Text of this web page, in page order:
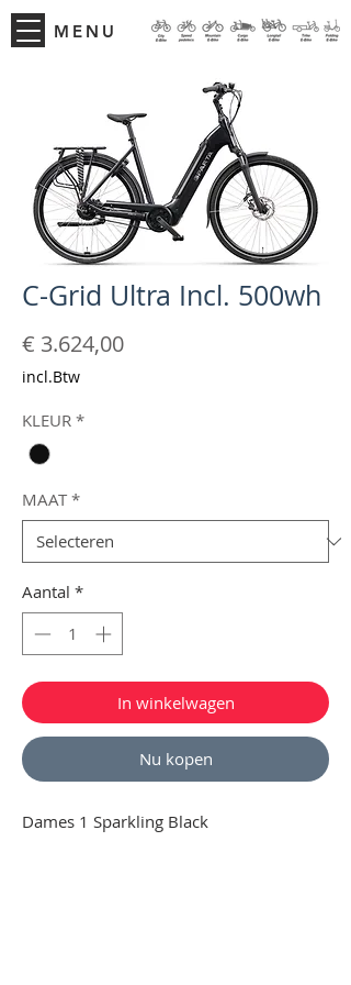
MENU
C-Grid Ultra Incl. 500wh
€ 3.624,00Prijs
incl.Btw
KLEUR *
MAAT *
Aantal *
In winkelwagen
Nu kopen
Dames 1 Sparkling Black